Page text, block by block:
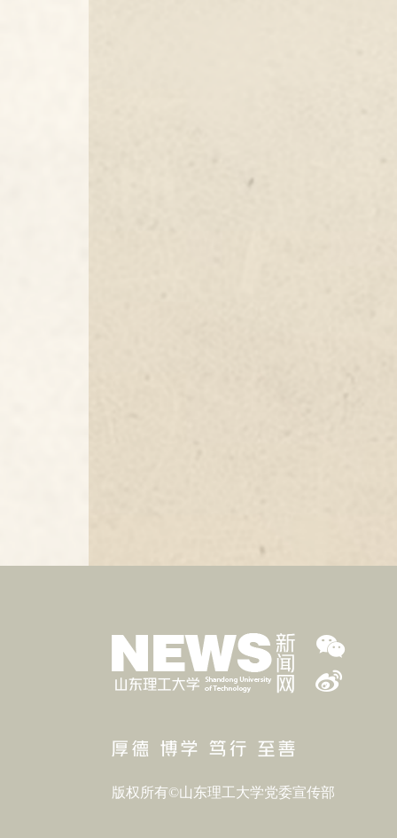
版权所有©山东理工大学党委宣传部